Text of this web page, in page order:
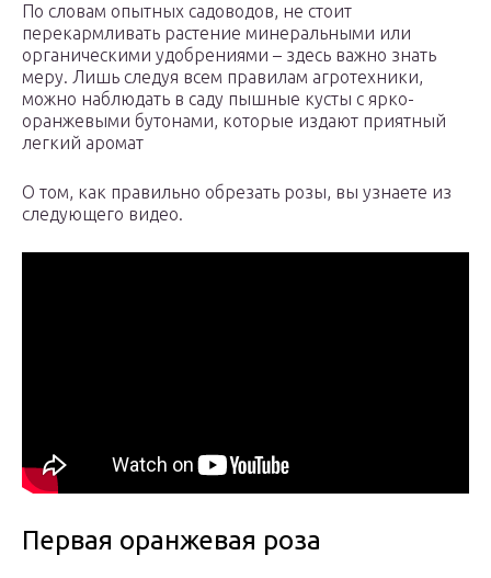
По словам опытных садоводов, не стоит
перекармливать растение минеральными или
органическими удобрениями – здесь важно знать
меру. Лишь следуя всем правилам агротехники,
можно наблюдать в саду пышные кусты с ярко-
оранжевыми бутонами, которые издают приятный
легкий аромат
О том, как правильно обрезать розы, вы узнаете из
следующего видео.
Первая оранжевая роза